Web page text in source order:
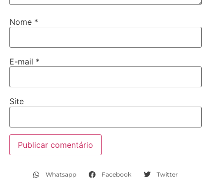
Nome *
E-mail *
Site
Whatsapp Facebook Twitter